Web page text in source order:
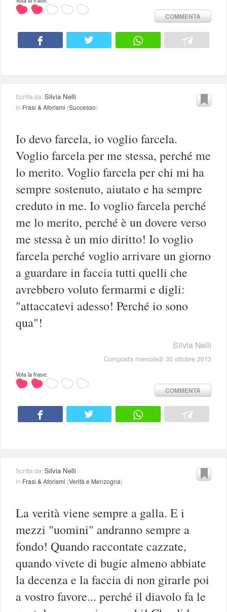
COMMENTA
Scritta da:Silvia Nelli
in Frasi & Aforismi (Successo)
Io devo farcela, io voglio farcela.
Voglio farcela per me stessa, perché me
lo merito. Voglio farcela per chi mi ha
sempre sostenuto, aiutato e ha sempre
creduto in me. Io voglio farcela perché
me lo merito, perché è un dovere verso
me stessa è un mio diritto! Io voglio
farcela perché voglio arrivare un giorno
a guardare in faccia tutti quelli che
avrebbero voluto fermarmi e digli:
"attaccatevi adesso! Perché io sono
qua"!
Silvia Nelli
Composta mercoledì 30 ottobre 2013
Vota la frase:
COMMENTA
Scritta da:Silvia Nelli
in Frasi & Aforismi (Verità e Menzogna)
La verità viene sempre a galla. E i
mezzi "uomini" andranno sempre a
fondo! Quando raccontate cazzate,
quando vivete di bugie almeno abbiate
la decenza e la faccia di non girarle poi
a vostro favore... perché il diavolo fa le